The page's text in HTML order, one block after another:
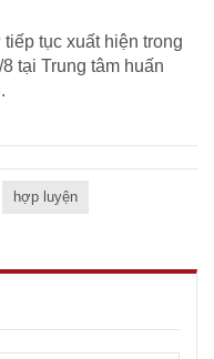
tục xuất hiện trong
tại Trung tâm huấn
hợp luyện